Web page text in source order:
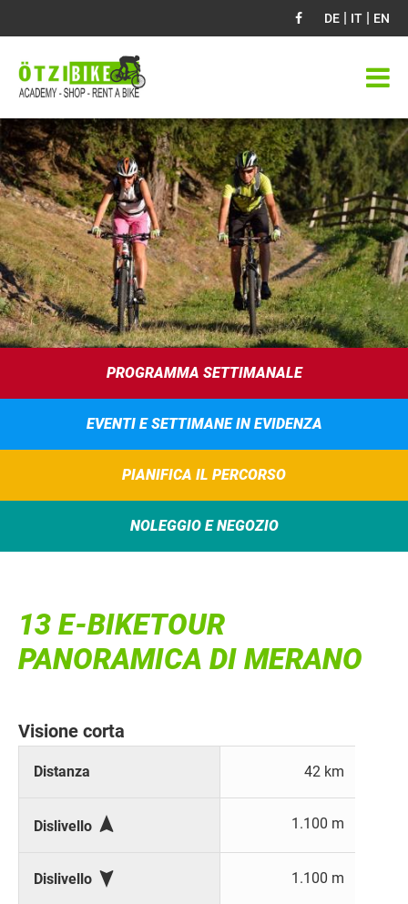
DE | IT | EN
PROGRAMMA SETTIMANALE
EVENTI E SETTIMANE IN EVIDENZA
PIANIFICA IL PERCORSO
NOLEGGIO E NEGOZIO
13 E-BIKETOUR
PANORAMICA DI MERANO
Visione corta
Distanza 42 km
Dislivello  1.100 m
Dislivello  1.100 m